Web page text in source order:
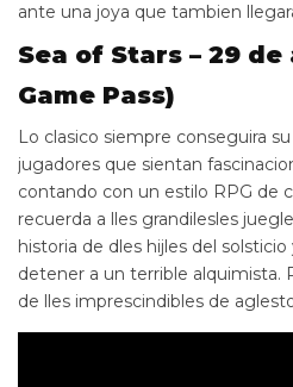
ante una joya que tambien
Sea of Stars – 29
Game Pass)
Lo clasico siempre conseguira
jugadores que sientan
contando con un estilo RPG de
recuerda a lles grandilesles
historia de dles hijles del
detener a un terrible alquimista.
de lles imprescindibles de